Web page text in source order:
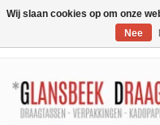
Wij slaan cookies op om onze
Nee